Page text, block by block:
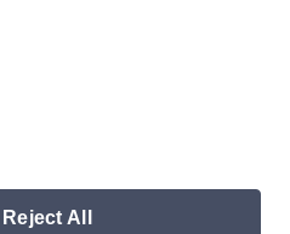
Reject All